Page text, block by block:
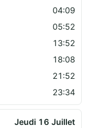
04:09
05:52
13:52
18:08
21:52
23:34
Jeudi 16 Juillet